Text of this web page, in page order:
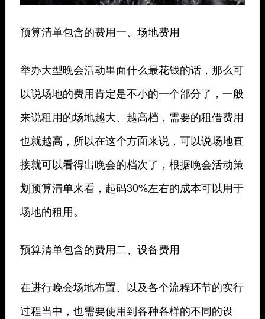
预算清单包含的费用一、场地费用
举办大型晚会活动里面什么最花钱的话，那么可
以说场地的费用肯定是不小的一个部分了，一般
来说租用的场地越大、越高档，需要的租借费用
也就越高，所以在这个方面来说，可以说场地直
接就可以看得出晚会的档次了，根据晚会活动策
划预算清单来看，起码30%左右的成本可以用于
场地的租用。
预算清单包含的费用二、设备费用
在进行晚会场地布置、以及各个流程环节的实行
过程当中，也需要使用到各种各样的不同的设